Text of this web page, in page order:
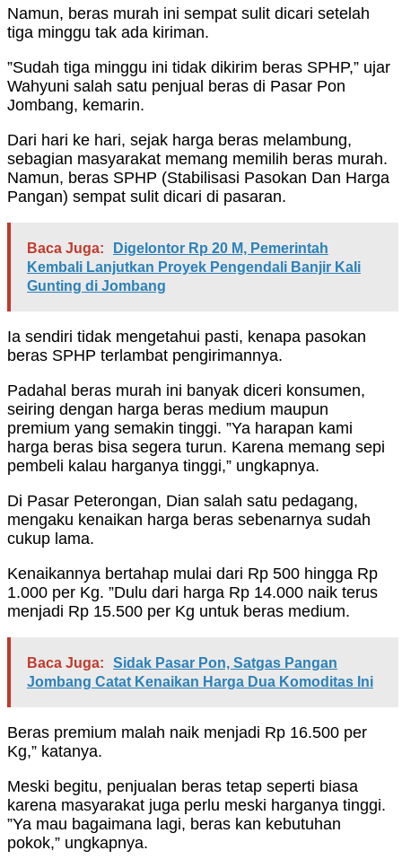
Namun, beras murah ini sempat sulit dicari setelah
tiga minggu tak ada kiriman.
”Sudah tiga minggu ini tidak dikirim beras SPHP,” ujar
Wahyuni salah satu penjual beras di Pasar Pon
Jombang, kemarin.
Dari hari ke hari, sejak harga beras melambung,
sebagian masyarakat memang memilih beras murah.
Namun, beras SPHP (Stabilisasi Pasokan Dan Harga
Pangan) sempat sulit dicari di pasaran.
Baca Juga:
Digelontor Rp 20 M, Pemerintah
Kembali Lanjutkan Proyek Pengendali Banjir Kali
Gunting di Jombang
Ia sendiri tidak mengetahui pasti, kenapa pasokan
beras SPHP terlambat pengirimannya.
Padahal beras murah ini banyak diceri konsumen,
seiring dengan harga beras medium maupun
premium yang semakin tinggi. ”Ya harapan kami
harga beras bisa segera turun. Karena memang sepi
pembeli kalau harganya tinggi,” ungkapnya.
Di Pasar Peterongan, Dian salah satu pedagang,
mengaku kenaikan harga beras sebenarnya sudah
cukup lama.
Kenaikannya bertahap mulai dari Rp 500 hingga Rp
1.000 per Kg. ”Dulu dari harga Rp 14.000 naik terus
menjadi Rp 15.500 per Kg untuk beras medium.
Baca Juga:
Sidak Pasar Pon, Satgas Pangan
Jombang Catat Kenaikan Harga Dua Komoditas Ini
Beras premium malah naik menjadi Rp 16.500 per
Kg,” katanya.
Meski begitu, penjualan beras tetap seperti biasa
karena masyarakat juga perlu meski harganya tinggi.
”Ya mau bagaimana lagi, beras kan kebutuhan
pokok,” ungkapnya.